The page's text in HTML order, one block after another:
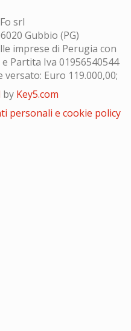
srl
Gubbio (PG)
imprese di Perugia con
Partita Iva 01956540544
Euro 119.000,00;
by Key5.com
personali e cookie policy